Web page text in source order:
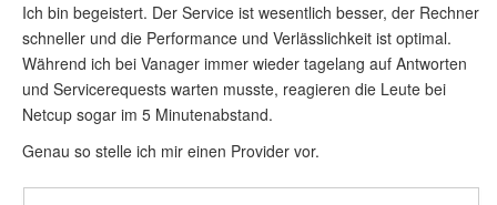
Ich bin begeistert. Der Service ist wesentlich besser, der Rechner
schneller und die Performance und Verlässlichkeit ist optimal.
Während ich bei Vanager immer wieder tagelang auf Antworten
und Servicerequests warten musste, reagieren die Leute bei
Netcup sogar im 5 Minutenabstand.
Genau so stelle ich mir einen Provider vor.